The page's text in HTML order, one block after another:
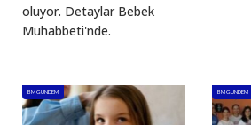
oluyor. Detaylar Bebek
Muhabbeti'nde.
BM GÜNDEM BM GÜNDEM